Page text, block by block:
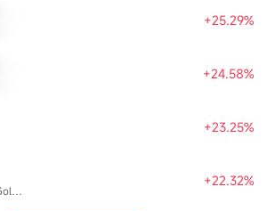
+25.29%
+24.58%
+23.25%
Paramount Gold Nevada
+22.32%